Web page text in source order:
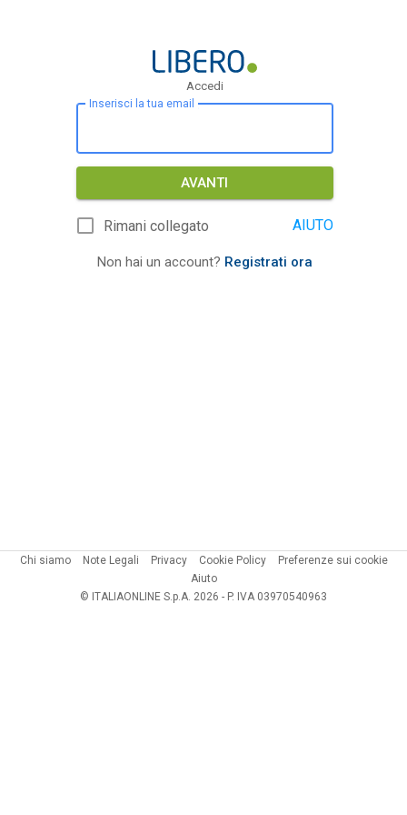
Accedi
Inserisci la tua email
AVANTI
Rimani collegato AIUTO
Non hai un account? Registrati ora
Chi siamo Note Legali Privacy Cookie Policy
Preferenze sui cookie
Aiuto
© ITALIAONLINE S.p.A. 2026 - P. IVA 03970540963